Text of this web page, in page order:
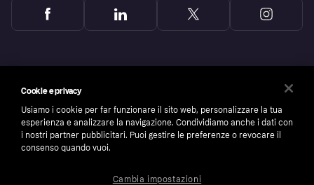
Cookie e privacy
Usiamo i cookie per far funzionare il sito web, personalizzare la tua
esperienza e analizzare la navigazione. Condividiamo anche i dati con
i nostri partner pubblicitari. Puoi gestire le preferenze o revocare il
consenso quando vuoi.
Cambia impostazioni